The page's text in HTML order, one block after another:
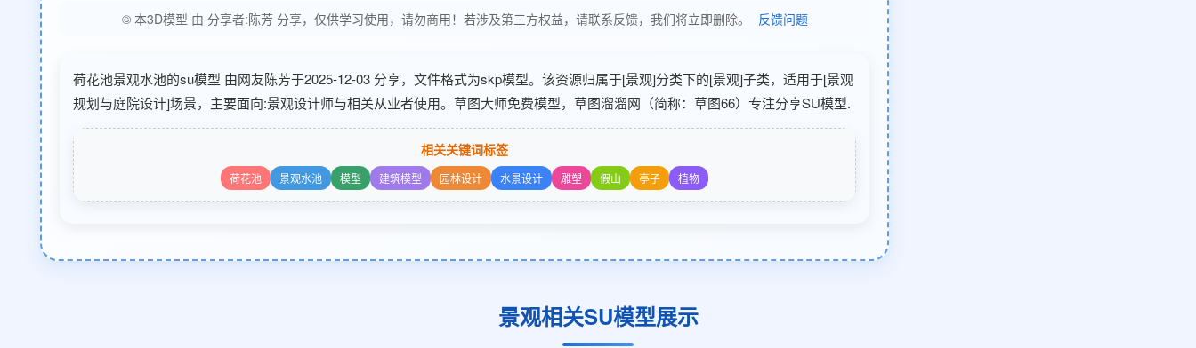
© 本3D模型 由 分享者:陈芳 分享，仅供学习使用，请勿商用！若涉及第三方权益，请联系反馈，我们将立即删除。 反馈问题
荷花池景观水池的su模型 由网友陈芳于2025-12-03 分享，文件格式为skp模型。该资源归属于[景观]分类下的[景观]子类，适用于[景观
规划与庭院设计]场景，主要面向:景观设计师与相关从业者使用。草图大师免费模型，草图溜溜网（简称：草图66）专注分享SU模型.
相关关键词标签
荷花池 景观水池 模型 建筑模型 园林设计 水景设计 雕塑 假山 亭子 植物
景观相关SU模型展示